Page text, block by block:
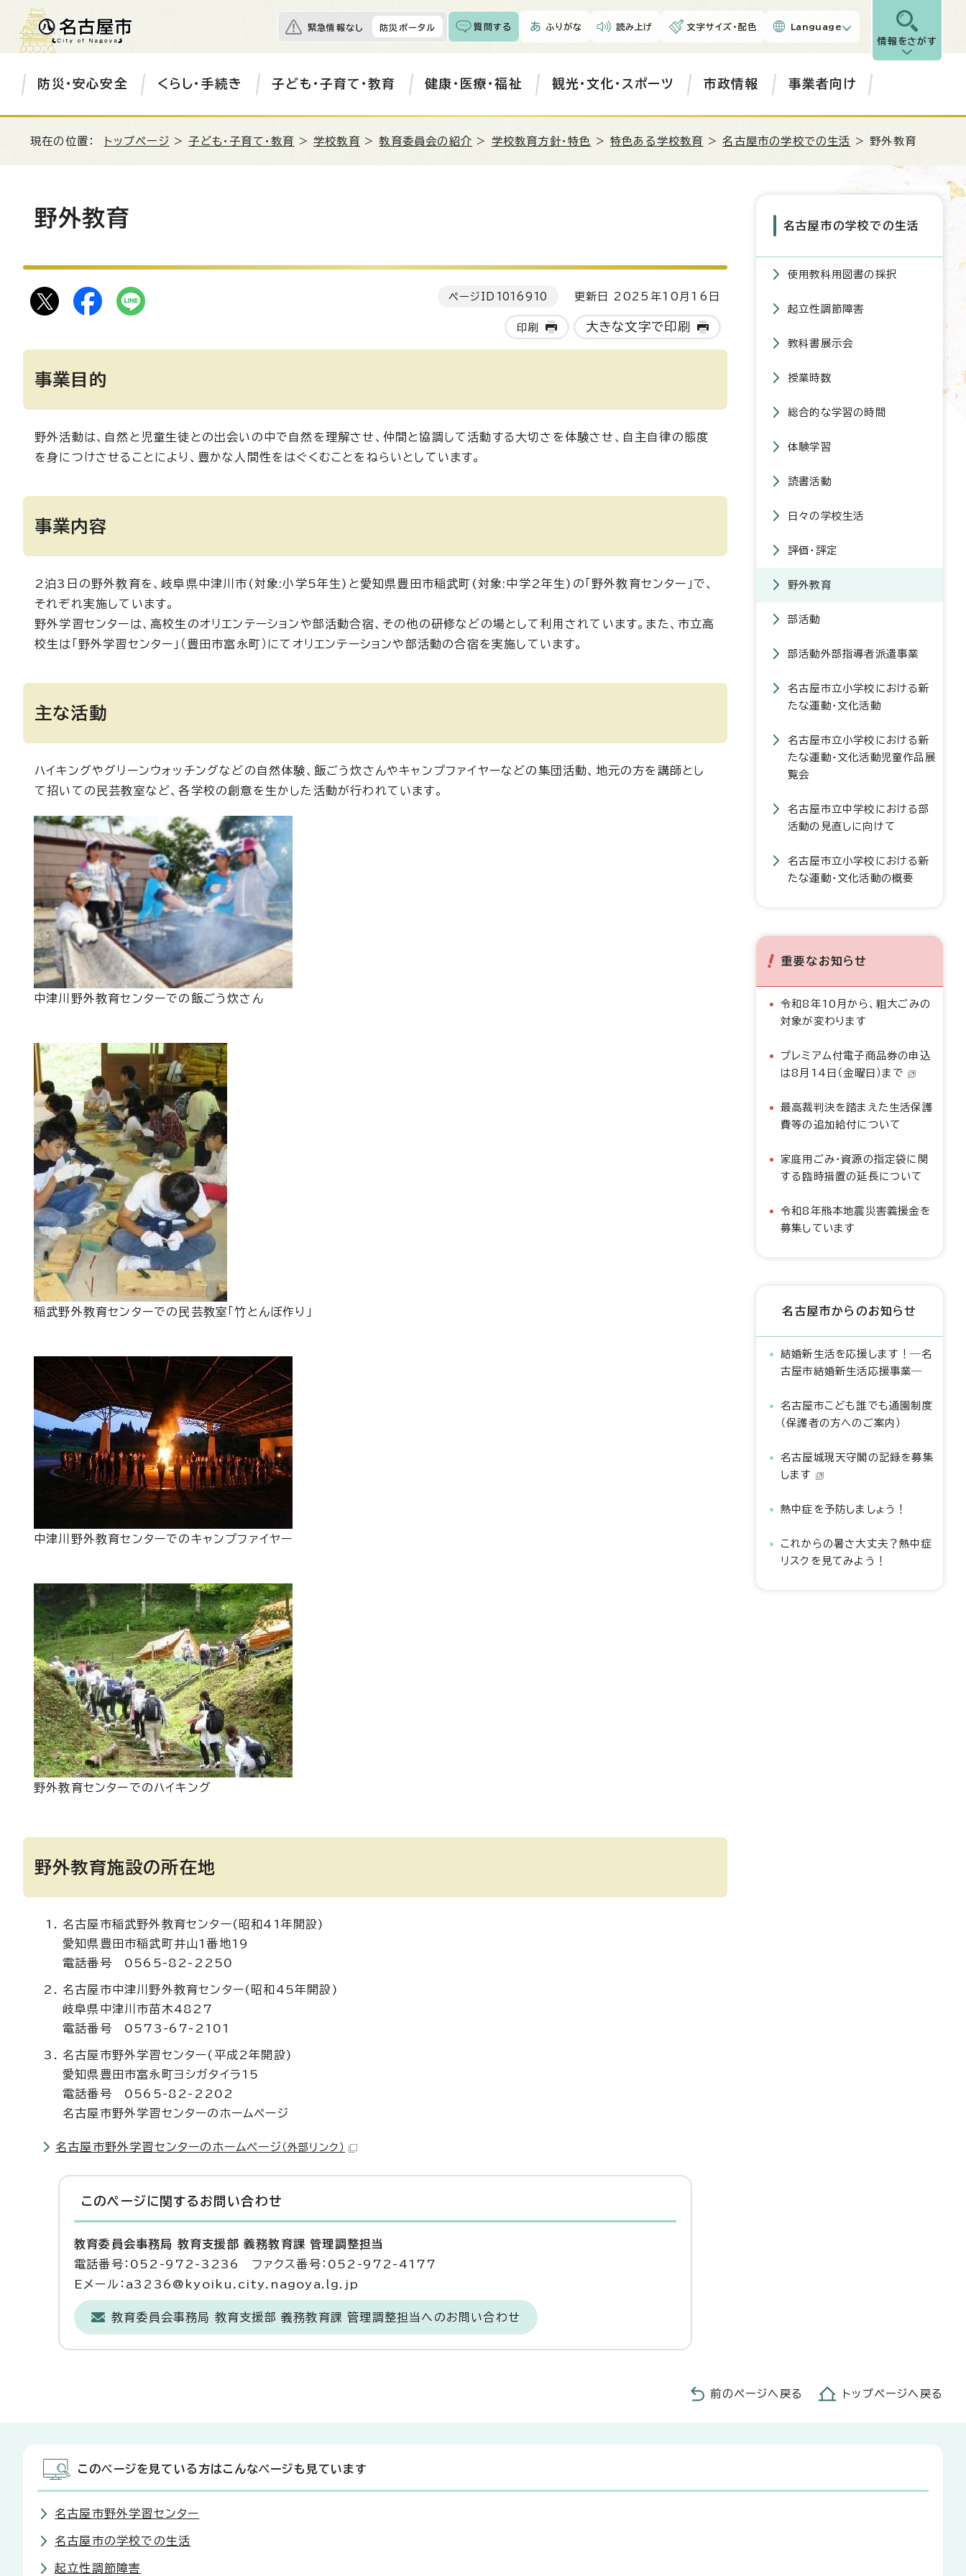
緊急情報なし 防災ポータル 質問する ふりがな 読み上げ 文字サイズ・配色 Language
情報をさがす
防災・安心安全 くらし・手続き 子ども・子育て・教育 健康・医療・福祉 観光・文化・スポーツ 市政情報 事業者向け
現在の位置： トップページ >子ども・子育て・教育 >学校教育 >教育委員会の紹介 > 学校教育方針・特色 >特色ある学校教育 >名古屋市の学校での生活 > 野外教育
野外教育
ページID 1016910 更新日 2025年10月16日
印刷 大きな文字で印刷
事業目的
野外活動は、自然と児童生徒との出会いの中で自然を理解させ、仲間と協調して活動する大切さを体験させ、自主自律の態度
を身につけさせることにより、豊かな人間性をはぐくむことをねらいとしています。
事業内容
2泊3日の野外教育を、岐阜県中津川市(対象:小学5年生)と愛知県豊田市稲武町(対象:中学2年生)の「野外教育センター」で、
それぞれ実施しています。
野外学習センターは、高校生のオリエンテーションや部活動合宿、その他の研修などの場として利用されています。また、市立高
校生は「野外学習センター」（豊田市富永町）にてオリエンテーションや部活動の合宿を実施しています。
主な活動
ハイキングやグリーンウォッチングなどの自然体験、飯ごう炊さんやキャンプファイヤーなどの集団活動、地元の方を講師とし
て招いての民芸教室など、各学校の創意を生かした活動が行われています。
中津川野外教育センターでの飯ごう炊さん
稲武野外教育センターでの民芸教室「竹とんぼ作り」
中津川野外教育センターでのキャンプファイヤー
野外教育センターでのハイキング
野外教育施設の所在地
名古屋市稲武野外教育センター(昭和41年開設)
愛知県豊田市稲武町井山1番地19
電話番号 0565-82-2250
名古屋市中津川野外教育センター(昭和45年開設)
岐阜県中津川市苗木4827
電話番号 0573-67-2101
名古屋市野外学習センター(平成2年開設)
愛知県豊田市富永町ヨシガタイラ15
電話番号 0565-82-2202
名古屋市野外学習センターのホームページ
名古屋市野外学習センターのホームページ （外部リンク）
このページに関する お問い合わせ
教育委員会事務局 教育支援部 義務教育課 管理調整担当
電話番号：052-972-3236 ファクス番号：052-972-4177
Eメール：a3236@kyoiku.city.nagoya.lg.jp
教育委員会事務局 教育支援部 義務教育課 管理調整担当へのお問い合わせ
名古屋市の学校での生活
使用教科用図書の採択
起立性調節障害
教科書展示会
授業時数
総合的な学習の時間
体験学習
読書活動
日々の学校生活
評価・評定
野外教育
部活動
部活動外部指導者派遣事業
名古屋市立小学校における新
たな運動・文化活動
名古屋市立小学校における新
たな運動・文化活動児童作品展
覧会
名古屋市立中学校における部
活動の見直しに向けて
名古屋市立小学校における新
たな運動・文化活動の概要
重要なお知らせ
令和8年10月から、粗大ごみの
対象が変わります
プレミアム付電子商品券の申込
は8月14日（金曜日）まで
最高裁判決を踏まえた生活保護
費等の追加給付について
家庭用ごみ・資源の指定袋に関
する臨時措置の延長について
令和8年熊本地震災害義援金を
募集しています
名古屋市からのお知らせ
結婚新生活を応援します！―名
古屋市結婚新生活応援事業―
名古屋市こども誰でも通園制度
（保護者の方へのご案内）
名古屋城現天守閣の記録を募集
します
熱中症を予防しましょう！
これからの暑さ大丈夫？熱中症
リスクを見てみよう！
前のページへ戻る トップページへ戻る
このページを見ている方はこんなページも見ています
名古屋市野外学習センター
名古屋市の学校での生活
起立性調節障害